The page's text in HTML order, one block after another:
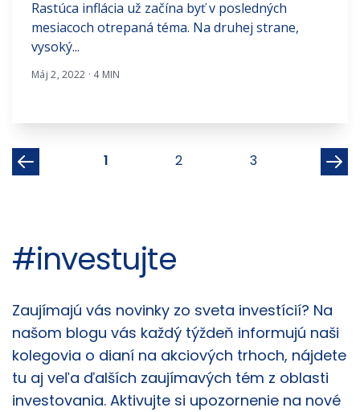
Rastúca inflácia už začína byť v posledných
mesiacoch otrepaná téma. Na druhej strane,
vysoký...
Máj 2, 2022 · 4 MIN
1 2 3
#investujte
Články
Zaujímajú vás novinky zo sveta investícií? Na
našom blogu vás každý týždeň informujú naši
kolegovia o dianí na akciových trhoch, nájdete
tu aj veľa ďalších zaujímavých tém z oblasti
investovania. Aktivujte si upozornenie na nové